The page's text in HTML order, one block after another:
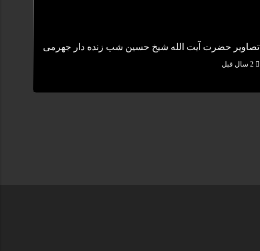
تصاویر حضرت آیت الله شیخ حسین شب زنده دار جهرمی